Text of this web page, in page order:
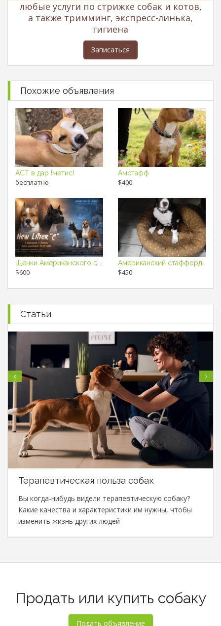
любые услуги по стрижке собак и котов,
а также тримминг, экспресс-линька,
гигиена
Записаться
Похожие объявления
АСТ в дар !метис!
бесплатно
Амстафф
$400
$600 $450
Статьи
Терапевтическая польза собак
Вы когда-нибудь видели терапевтическую собаку?
Какие качества и характеристики им нужны, чтобы
изменить жизнь других людей
Продать или купить собаку